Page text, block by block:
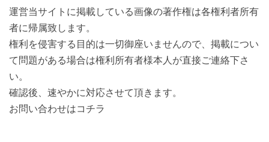
運営当サイトに掲載している画像の著作権は各権利者所有
者に帰属致します。
権利を侵害する目的は一切御座いませんので、掲載につい
て問題がある場合は権利所有者様本人が直接ご連絡下さ
い。
確認後、速やかに対応させて頂きます。
お問い合わせはコチラ